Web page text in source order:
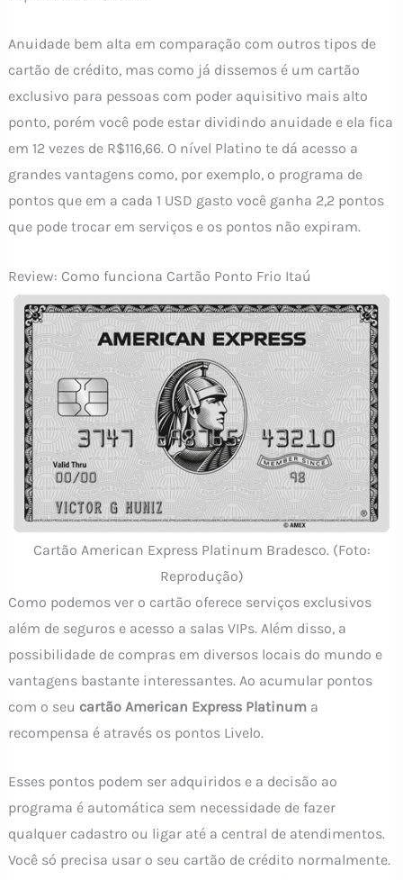
Anuidade bem alta em comparação com outros tipos de
cartão de crédito, mas como já dissemos é um cartão
exclusivo para pessoas com poder aquisitivo mais alto
ponto, porém você pode estar dividindo anuidade e ela fica
em 12 vezes de R$116,66. O nível Platino te dá acesso a
grandes vantagens como, por exemplo, o programa de
pontos que em a cada 1 USD gasto você ganha 2,2 pontos
que pode trocar em serviços e os pontos não expiram.
Review: Como funciona Cartão Ponto Frio Itaú
Cartão American Express Platinum Bradesco. (Foto:
Reprodução)
Como podemos ver o cartão oferece serviços exclusivos
além de seguros e acesso a salas VIPs. Além disso, a
possibilidade de compras em diversos locais do mundo e
vantagens bastante interessantes. Ao acumular pontos
com o seu cartão American Express Platinum a
recompensa é através os pontos Livelo.
Esses pontos podem ser adquiridos e a decisão ao
programa é automática sem necessidade de fazer
qualquer cadastro ou ligar até a central de atendimentos.
Você só precisa usar o seu cartão de crédito normalmente.